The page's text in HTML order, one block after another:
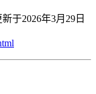
于2026年3月29日